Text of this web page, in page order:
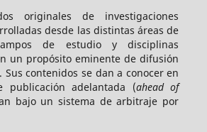
originales de investigaciones
desde las distintas áreas de
de estudio y disciplinas
un propósito eminente de difusión
Sus contenidos se dan a conocer en
publicación adelantada (ahead of
bajo un sistema de arbitraje por